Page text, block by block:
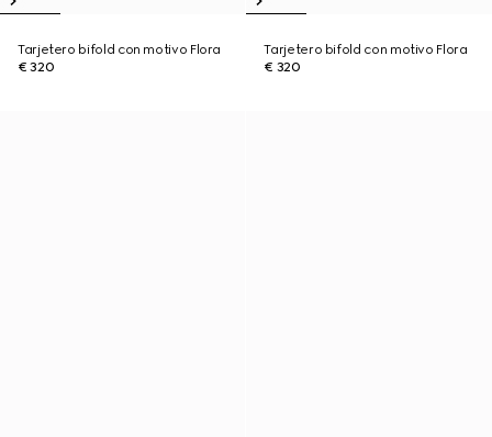
Tarjetero bifold con motivo Flora
€ 320
Tarjetero bifold con motivo Flora
€ 320